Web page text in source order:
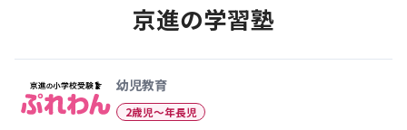
京進の学習塾
幼児教育
2歳児〜年長児